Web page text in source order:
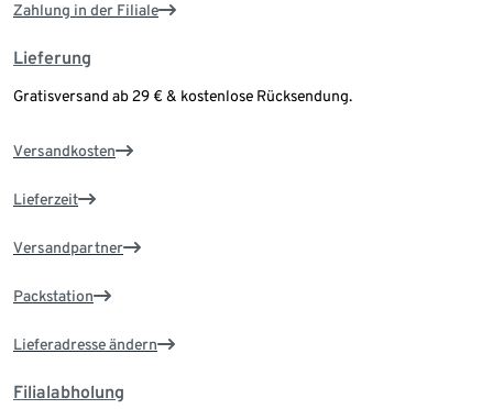
Zahlung in der Filiale
Lieferung
Gratisversand ab 29 € & kostenlose Rücksendung.
Versandkosten
Lieferzeit
Versandpartner
Packstation
Lieferadresse ändern
Filialabholung